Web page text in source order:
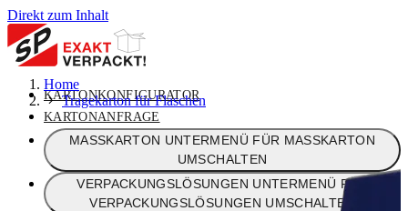
Direkt zum Inhalt
KARTONKONFIGURATOR
KARTONANFRAGE
MASSKARTON UNTERMENÜ FÜR MASSKARTON
UMSCHALTEN
VERPACKUNGSLÖSUNGEN UNTERMENÜ FÜR
VERPACKUNGSLÖSUNGEN UMSCHALTEN
Home
Tragekarton für Flaschen